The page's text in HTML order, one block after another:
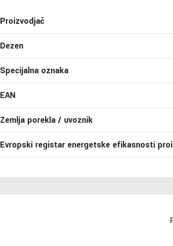
Proizvodjač
Dezen
Specijalna oznaka
EAN
Zemlja porekla / uvoznik
Evropski registar energetske efikasnosti